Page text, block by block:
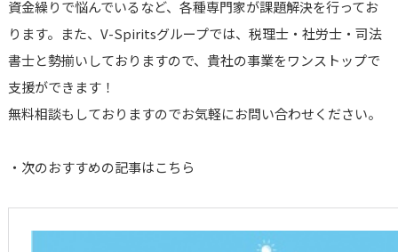
資金繰りで悩んでいるなど、各種専門家が課題解決を行ってお
ります。また、V-Spiritsグループでは、税理士・社労士・司法
書士と勢揃いしておりますので、貴社の事業をワンストップで
支援ができます！
無料相談もしておりますのでお気軽にお問い合わせください。
・次のおすすめの記事はこちら